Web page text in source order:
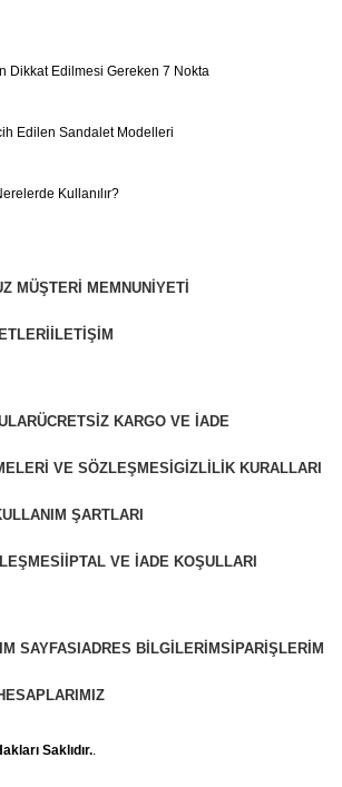
Dikkat Edilmesi Gereken 7 Nokta
Edilen Sandalet Modelleri
Kullanılır?
MÜŞTERI MEMNUNIYETI
İLETIŞIM
ÜCRETSIZ KARGO VE İADE
VE SÖZLEŞMESIGIZLILIK KURALLARI
ŞARTLARI
İPTAL VE İADE KOŞULLARI
SAYFASIADRES BILGILERIMSIPARIŞLERIM
Saklıdır.